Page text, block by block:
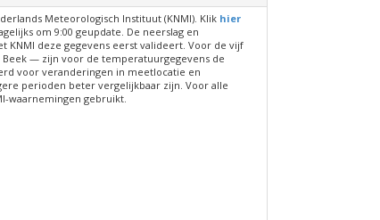
Meteorologisch Instituut (KNMI). Klik hier
om 9:00 geupdate. De neerslag en
KNMI deze gegevens eerst valideert. Voor de vijf
Beek — zijn voor de temperatuurgegevens de
voor veranderingen in meetlocatie en
perioden beter vergelijkbaar zijn. Voor alle
waarnemingen gebruikt.